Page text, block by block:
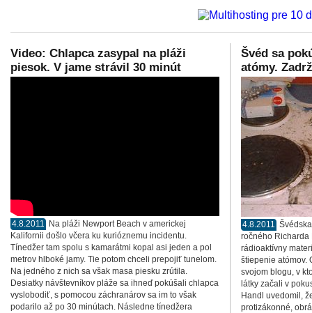
Video: Chlapca zasypal na pláži
piesok. V jame strávil 30 minút
4.8.2011
Na pláži Newport Beach v americkej
Kalifornii došlo včera ku kurióznemu incidentu.
Tínedžer tam spolu s kamarátmi kopal asi jeden a pol
metrov hlboké jamy. Tie potom chceli prepojiť tunelom.
Na jedného z nich sa však masa piesku zrútila.
Desiatky návštevníkov pláže sa ihneď pokúšali chlapca
vyslobodiť, s pomocou záchranárov sa im to však
podarilo až po 30 minútach. Následne tínedžera
Švéd sa
atómy.
4.8.2011
ročného Richarda
rádioaktívny
štiepenie atómov.
svojom blogu, v
látky začali v
Handl uvedomil,
protizákonné,